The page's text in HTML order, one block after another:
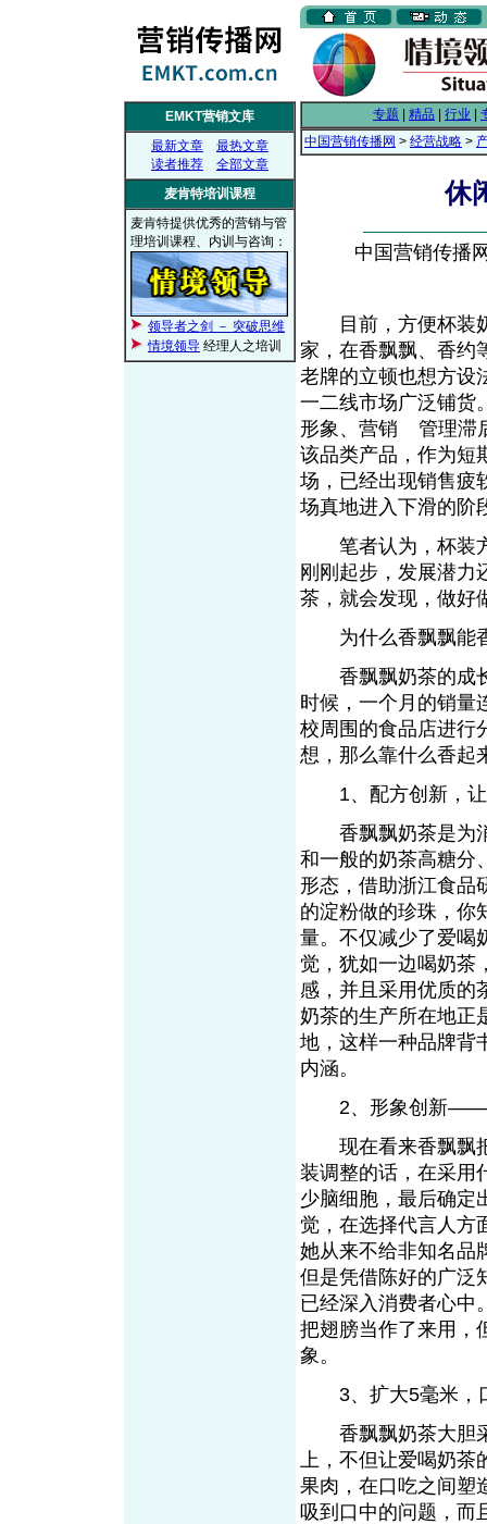
EMKT营销文库
最新文章
最热文章
读者推荐
全部文章
麦肯特培训课程
麦肯特提供优秀的营销与管
理培训课程、内训与咨询：
领导者之剑 － 突破思维
情境领导 经理人之培训
专题 精品 行业
中国营销传播网 > 经营战略 >
休
中国营销传播
目前，方便杯装奶
家，在香飘飘、香约
老牌的立顿也想方设
一二线市场广泛铺货
形象、营销
管理滞
该品类产品，作为短
场，已经出现销售疲
场真地进入下滑的
笔者认为，杯装方
刚刚起步，发展潜力
茶，就会发现，做
为什么香飘飘能
香飘飘奶茶的成长
时候，一个月的销量
校周围的食品店进行
想，那么靠什么
1、配方创新，
香飘飘奶茶是为消
和一般的奶茶高糖分
形态，借助浙江食品
的淀粉做的珍珠，你
量。不仅减少了爱喝
觉，犹如一边喝奶茶
感，并且采用优质的
奶茶的生产所在地
地，这样一种品牌背
内涵。
2、形象创新——
现在看来香飘飘把
装调整的话，在采用
少脑细胞，最后确定
觉，在选择代言人方
她从来不给非知名品
但是凭借陈好的广
已经深入消费者心中
把翅膀当作了来用，
象。
3、扩大5毫米
香飘飘奶茶大胆采
上，不但让爱喝奶茶
果肉，在口吃之间塑
吸到口中的问题，而